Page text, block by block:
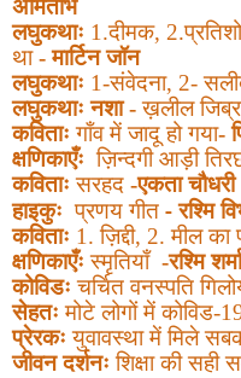
अमिताभ
लघुकथाः 1.दीमक, 2.
था- मार्टिन जॉन
लघुकथाः 1-संवेदना, 2-
लघुकथाः नशा -ख़लील
कविताः गाँव में जादू हो गया-
क्षणिकाएँः ज़िन्दगी आड़ी
कविताःसरहद -एकता चौधरी
हाइकुः प्रणय गीत - रश्मि
कविताः 1.ज़िद्दी, 2. मील का
क्षणिकाएँः स्मृतियाँ -रश्मि शर्मा
कोविडःचर्चित वनस्पति
सेहतःमोटे लोगों में कोविड-
प्रेरकः युवावस्था में मिले
जीवन दर्शनःशिक्षा की सही